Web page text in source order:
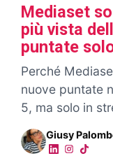
Mediaset
più vista
puntate
Perché
nuove puntate
5, ma solo in
Giusy